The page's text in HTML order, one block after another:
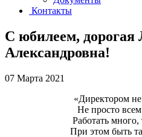
Контакты
С юбилеем, дорогая
Александровна!
07 Марта 2021
«Директором
Не просто
Работать много,
При этом быть